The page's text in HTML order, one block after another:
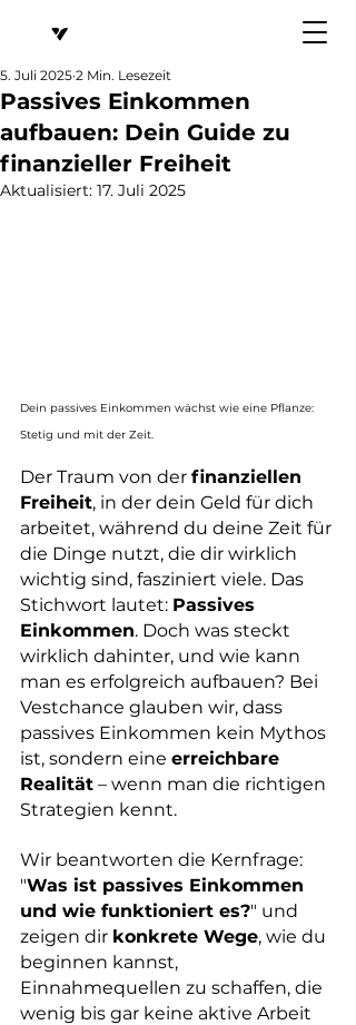
Passives Einkommen
aufbauen: Dein Guide zu
finanzieller Freiheit
5. Juli 2025 2 Min. Lesezeit
Aktualisiert: 17. Juli 2025
Dein passives Einkommen wächst wie eine Pflanze:
Stetig und mit der Zeit.
Der Traum von der finanziellen
Freiheit, in der dein Geld für dich
arbeitet, während du deine Zeit für
die Dinge nutzt, die dir wirklich
wichtig sind, fasziniert viele. Das
Stichwort lautet: Passives
Einkommen. Doch was steckt
wirklich dahinter, und wie kann
man es erfolgreich aufbauen? Bei
Vestchance glauben wir, dass
passives Einkommen kein Mythos
ist, sondern eine erreichbare
Realität – wenn man die richtigen
Strategien kennt.
Wir beantworten die Kernfrage:
"Was ist passives Einkommen
und wie funktioniert es?" und
zeigen dir konkrete Wege, wie du
beginnen kannst,
Einnahmequellen zu schaffen, die
wenig bis gar keine aktive Arbeit